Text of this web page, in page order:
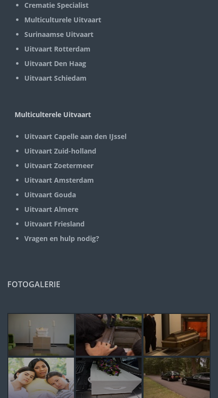
Crematie Specialist
Multiculturele Uitvaart
Surinaamse Uitvaart
Uitvaart Rotterdam
Uitvaart Den Haag
Uitvaart Schiedam
Multiculterele Uitvaart
Uitvaart Capelle aan den IJssel
Uitvaart Zuid-holland
Uitvaart Zoetermeer
Uitvaart Amsterdam
Uitvaart Gouda
Uitvaart Almere
Uitvaart Friesland
Vragen en hulp nodig?
FOTOGALERIE